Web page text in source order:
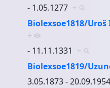
- 1.05.1277 +
Biolexsoe1818/
+
- 11.11.1331 +
Biolexsoe1819/
3.05.1873 - 20.09.1954